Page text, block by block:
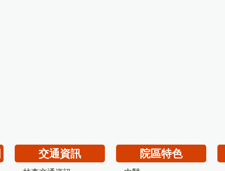
交通資訊 院區特色